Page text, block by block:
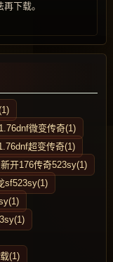
下载。
1.76dnf微变传奇(1)
超变传奇(1)
新开176传奇523sy(1)
sf523sy(1)
(1)